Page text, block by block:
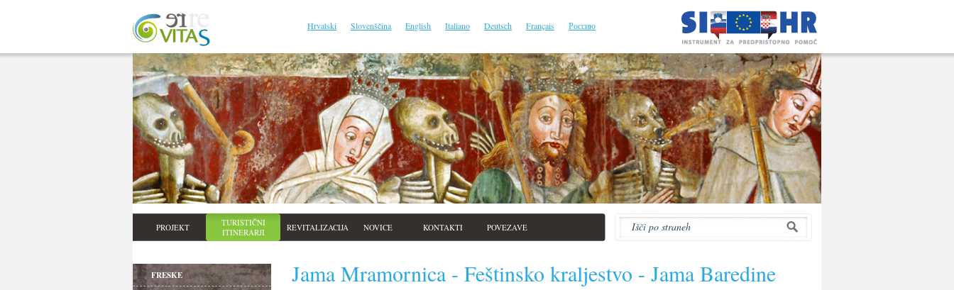
Hrvatski Slovenščina English Italiano Deutsch Français Россию
PROJEKT
TURISTIČNI
ITINERARJI
REVITALIZACIJA NOVICE KONTAKTI POVEZAVE
FRESKE
Jama Mramornica - Feštinsko kraljestvo - Jama Baredine